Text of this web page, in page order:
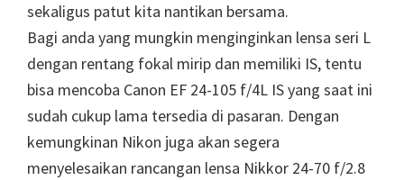
sekaligus patut kita nantikan bersama.
Bagi anda yang mungkin menginginkan lensa seri L
dengan rentang fokal mirip dan memiliki IS, tentu
bisa mencoba Canon EF 24-105 f/4L IS yang saat ini
sudah cukup lama tersedia di pasaran. Dengan
kemungkinan Nikon juga akan segera
menyelesaikan rancangan lensa Nikkor 24-70 f/2.8